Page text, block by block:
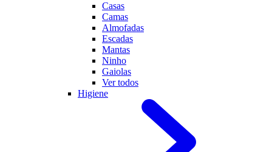
Casas
Camas
Almofadas
Escadas
Mantas
Ninho
Gaiolas
Ver todos
Higiene